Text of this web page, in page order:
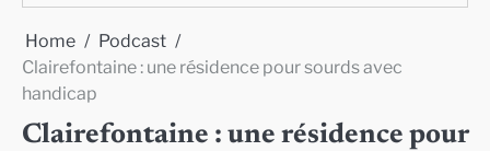
Home
Podcast
Clairefontaine : une résidence pour sourds avec
handicap
Clairefontaine : une résidence pour